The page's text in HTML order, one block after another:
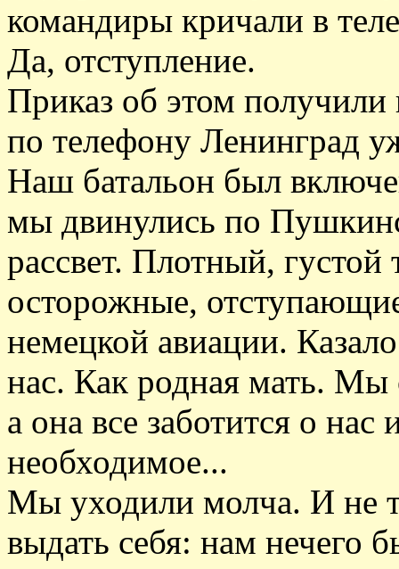
командиры кричали в
Да, отступление.
Приказ об этом
по телефону Ленинград
Наш батальон был
мы двинулись по
рассвет. Плотный,
осторожные,
немецкой авиации.
нас. Как родная мать.
а она все заботится о
необходимое...
Мы уходили молча. И не
выдать себя: нам нечего